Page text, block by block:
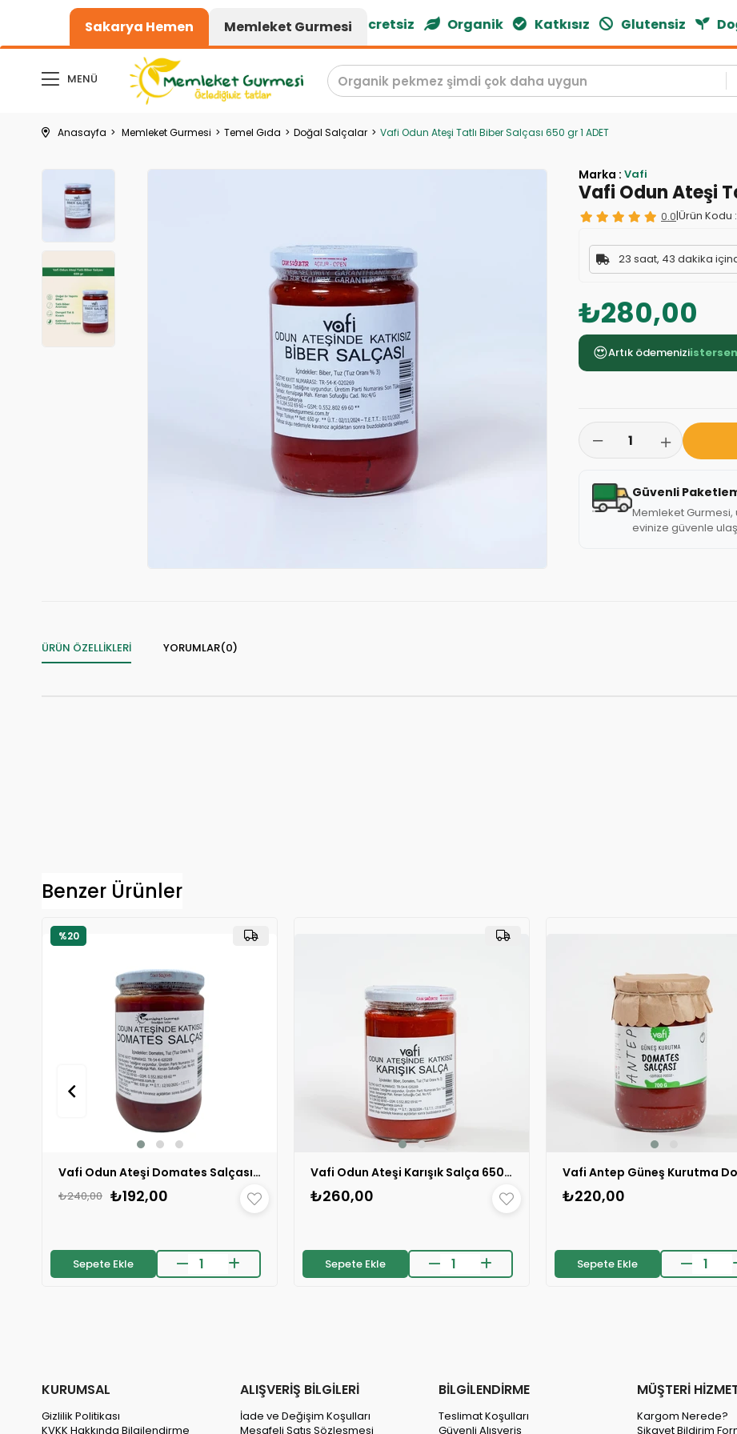
Sakarya Hemen Memleket Gurmesi
1000₺ üzeri alışverişlerde kargo ücretsiz Organik Katkısız Glutensiz
MENÜ
Anasayfa Memleket Gurmesi Temel Gıda Doğal Salçalar Vafi Odun Ateşi Tatlı Biber Salçası 650 gr 1 ADET
Vafi Odun Ateşi
0.0|Ürün Kodu :
23 saat, 43 dakika
₺280,00
Marka : Vafi
😍Artık ödemenizi
Güvenli
Memleket Gurmesi,
evinize güvenle
ÜRÜN ÖZELLIKLERI YORUMLAR(0)
Benzer Ürünler
Vafi Odun Ateşi Domates Salçası 650 gr 1 ADET
₺192,00
₺240,00
%20
Sepete Ekle
Vafi Odun Ateşi Karışık Salça 650 gr 1 ADET
₺260,00
Sepete Ekle
₺220,00
Sepete Ekle
KURUMSAL
Gizlilik Politikası
KVKK Hakkında Bilgilendirme
ALIŞVERİŞ BİLGİLERİ
İade ve Değişim Koşulları
Mesafeli Satış Sözleşmesi
BİLGİLENDİRME
Teslimat Koşulları
Güvenli Alışveriş
MÜŞTERİ
Kargom Nerede?
Şikayet Bildirim